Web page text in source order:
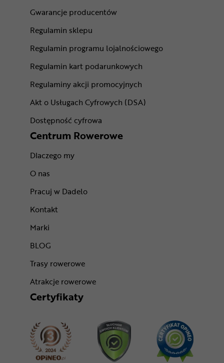
Gwarancje producentów
Regulamin sklepu
Regulamin programu lojalnościowego
Regulamin kart podarunkowych
Regulaminy akcji promocyjnych
Akt o Usługach Cyfrowych (DSA)
Dostępność cyfrowa
Centrum Rowerowe
Dlaczego my
O nas
Pracuj w Dadelo
Kontakt
Marki
BLOG
Trasy rowerowe
Atrakcje rowerowe
Certyfikaty